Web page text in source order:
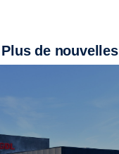
Plus de nouvelles